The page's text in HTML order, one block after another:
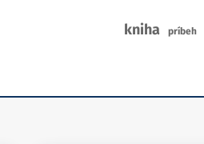
kniha príbeh